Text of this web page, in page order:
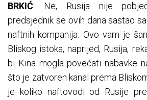
BRKIĆ: Ne, Rusija nije
predsjednik se ovih dana sastao
naftnih kompanija. Ovo vam je
Bliskog istoka, naprijed, Rusija,
bi Kina mogla povećati nabavke
što je zatvoren kanal prema
je koliko naftovodi od Rusije